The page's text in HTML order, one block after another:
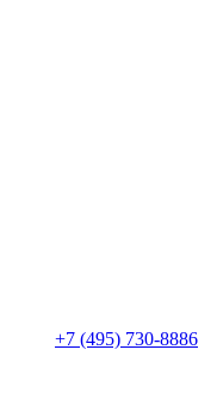
+7 (495) 730-8886